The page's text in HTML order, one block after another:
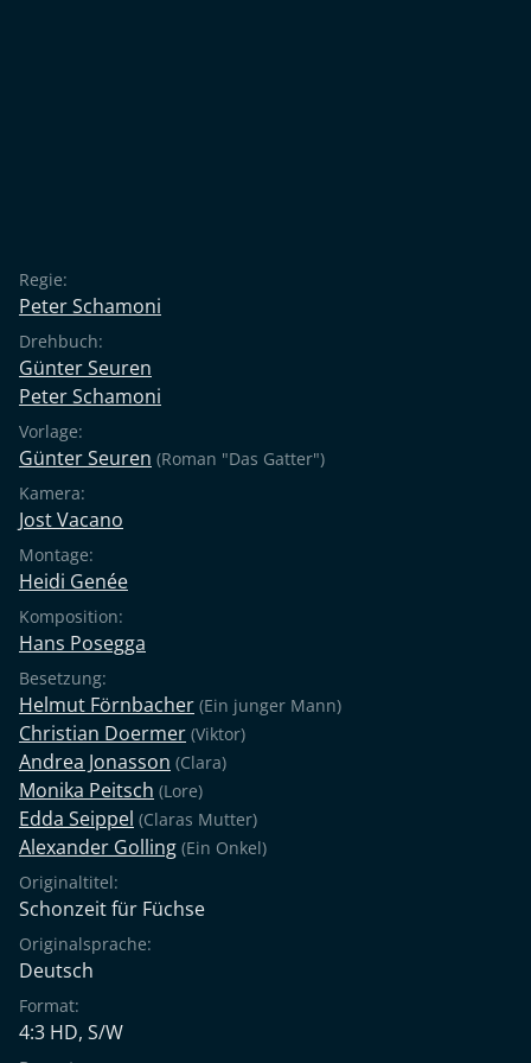
Regie:
Peter Schamoni
Drehbuch:
Günter Seuren
Peter Schamoni
Vorlage:
Günter Seuren (Roman "Das Gatter")
Kamera:
Jost Vacano
Montage:
Heidi Genée
Komposition:
Hans Posegga
Besetzung:
Helmut Förnbacher (Ein junger Mann)
Christian Doermer (Viktor)
Andrea Jonasson (Clara)
Monika Peitsch (Lore)
Edda Seippel (Claras Mutter)
Alexander Golling (Ein Onkel)
Originaltitel:
Schonzeit für Füchse
Originalsprache:
Deutsch
Format:
4:3 HD, S/W